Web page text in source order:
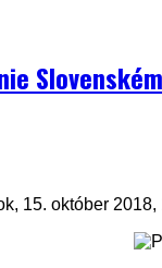
15. október 2018,